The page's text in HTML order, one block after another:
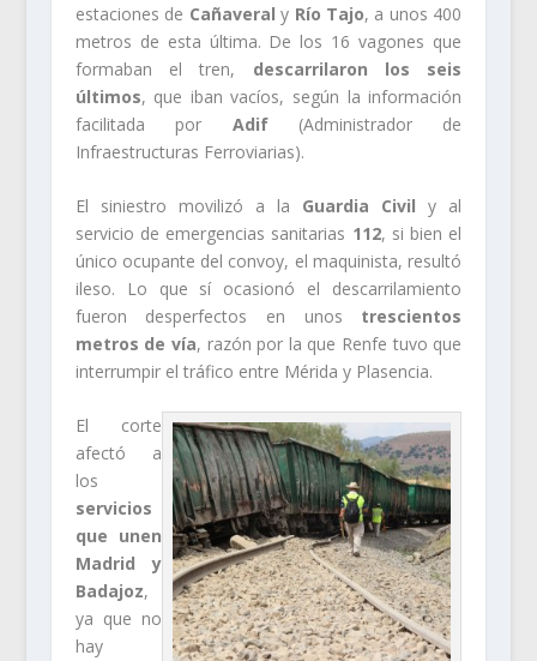
estaciones de Cañaveral y Río Tajo, a unos 400
metros de esta última. De los 16 vagones que
formaban el tren, descarrilaron los seis
últimos, que iban vacíos, según la información
facilitada por Adif(Administrador de
Infraestructuras Ferroviarias).
El siniestro movilizó a la Guardia Civil y al
servicio de emergencias sanitarias 112, si bien el
único ocupante del convoy, el maquinista, resultó
ileso. Lo que sí ocasionó el descarrilamiento
fueron desperfectos en unos trescientos
metros de vía, razón por la que Renfe tuvo que
interrumpir el tráfico entre Mérida y Plasencia.
El corte
afectó a
los
servicios
que unen
Madrid y
Badajoz,
ya que no
hay